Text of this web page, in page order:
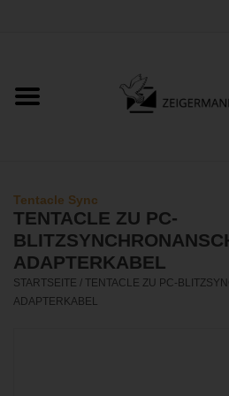
Startseite
VERTRIEB
WERKSTATT
Tentacle Sync
TENTACLE ZU PC-
ADAPTERKABEL
STARTSEITE /TENTACLE ZU PC-
ADAPTERKABEL